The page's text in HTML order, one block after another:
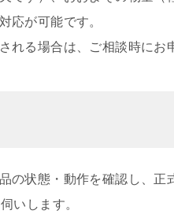
応が可能です。
れる場合は、ご相談時にお
の状態・動作を確認し、正
いします。